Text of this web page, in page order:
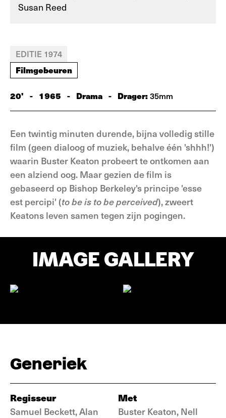
Susan Reed
EDITIE 1974
Filmgebeuren
20' - 1965 - Drama - Drager:35mm
Een twintig minuten durende, bijna volledig stille
film (geen dialoog of muziek, behalve één 'shhh!')
waarin Buster Keaton probeert te ontkomen aan
een alziend oog. Maar gezien de film is
gebaseerd op Bishop Berkeley's principe 'esse
est percipi' (to be is to be perceived), zweert
Keatons leven samen tegen zijn pogingen.
IMAGE GALLERY
Generiek
Regisseur
Samuel Beckett, Alan
Met
Buster Keaton, Nell